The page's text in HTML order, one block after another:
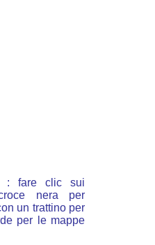
: fare clic sui
nera per
un trattino per
per le mappe